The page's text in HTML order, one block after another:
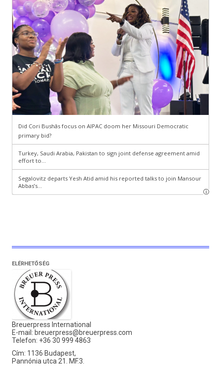
ELÉRHETŐSÉG
Breuerpress International
E-mail: breuerpress@breuerpress.com
Telefon: +36 30 999 4863
Cím: 1136 Budapest,
Pannónia utca 21. MF.3.